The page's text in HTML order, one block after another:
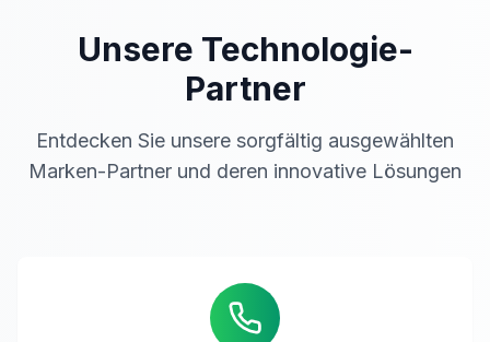
Unsere Technologie-
Partner
Entdecken Sie unsere sorgfältig ausgewählten
Marken-Partner und deren innovative Lösungen